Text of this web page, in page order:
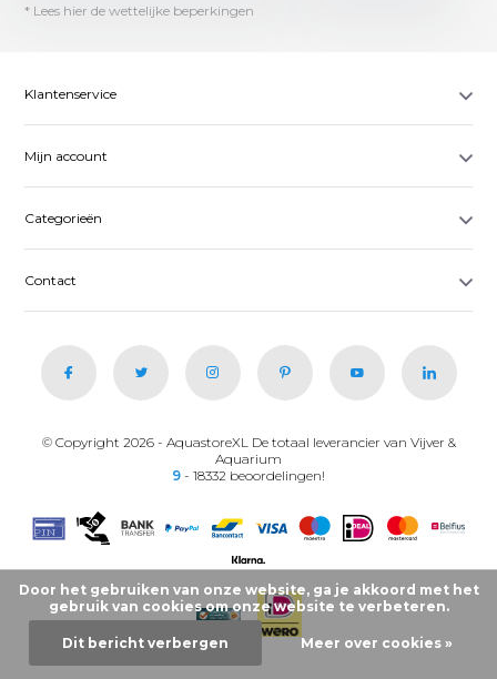
* Lees hier de wettelijke beperkingen
Klantenservice
Mijn account
Categorieën
Contact
© Copyright 2026 - AquastoreXL De totaal leverancier van Vijver &
Aquarium
9 - 18332 beoordelingen!
Door het gebruiken van onze website, ga je akkoord met het
gebruik van cookies om onze website te verbeteren.
Dit bericht verbergen Meer over cookies »